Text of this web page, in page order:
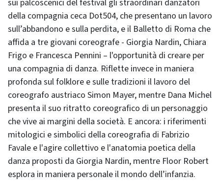
sui palcoscenici del festival gli straordinari danzatori
della compagnia ceca Dot504, che presentano un lavoro
sull’abbandono e sulla perdita, e il Balletto di Roma che
affida a tre giovani coreografe - Giorgia Nardin, Chiara
Frigo e Francesca Pennini – l'opportunità di creare per
una compagnia di danza. Riflette invece in maniera
profonda sul folklore e sulle tradizioni il lavoro del
coreografo austriaco Simon Mayer, mentre Dana Michel
presenta il suo ritratto coreografico di un personaggio
che vive ai margini della società. E ancora: i riferimenti
mitologici e simbolici della coreografia di Fabrizio
Favale e l'agire collettivo e l'anatomia poetica della
danza proposti da Giorgia Nardin, mentre Floor Robert
esplora in maniera personale il mondo dell’infanzia.